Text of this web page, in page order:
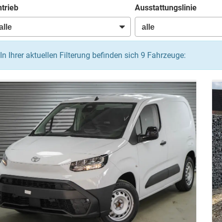
Ausstattungslinie
In Ihrer aktuellen Filterung befinden sich 9 Fahrzeuge: